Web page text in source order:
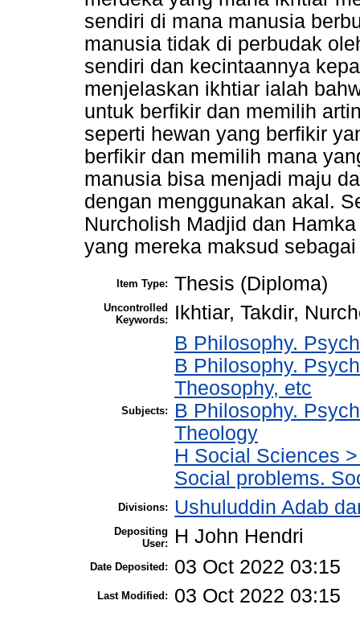
sendiri di mana manusia
manusia tidak di perbudak
sendiri dan kecintaannya
menjelaskan ikhtiar ialah
untuk berfikir dan memilih
seperti hewan yang berfikir
berfikir dan memilih mana
manusia bisa menjadi maju
dengan menggunakan akal.
Nurcholish Madjid dan
yang mereka maksud
Item Type: Thesis (Diploma)
Uncontrolled
Keywords:
Ikhtiar, Takdir,
Subjects:
B Philosophy.
B Philosophy.
Theosophy, etc
B Philosophy.
Theology
H Social Sciences
Social problems.
Divisions: Ushuluddin Adab
Depositing
User:
H John Hendri
Date Deposited: 03 Oct 2022 03:15
Last Modified:
03 Oct 2022 03:15